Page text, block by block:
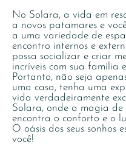
No Solara, a vida em
a novos patamares e
a uma variedade de
encontro internos e
possa socializar e criar
incríveis com sua família
Portanto, não seja
uma casa, tenha uma
vida verdadeiramente
Solara, onde a magia
encontra o conforto e o
O oásis dos seus sonhos
você!